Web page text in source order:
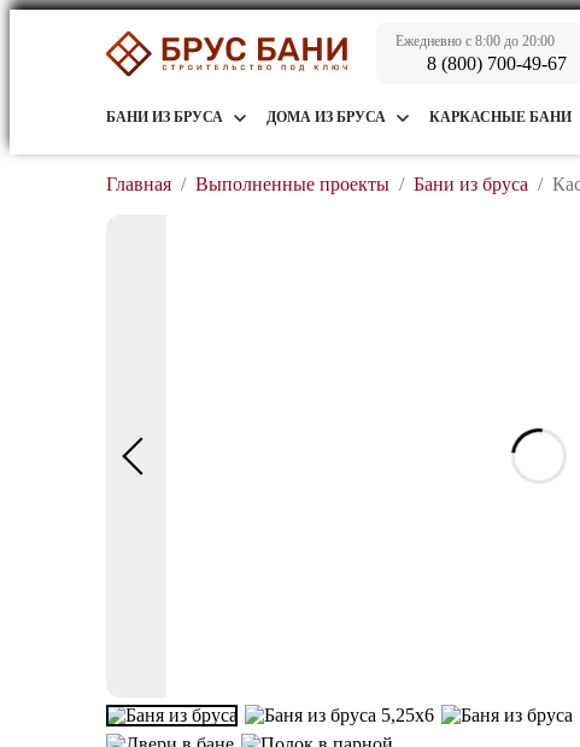
Ежедневно с 8:00 до 20:00
8 (800) 700-49-67
БАНИ ИЗ БРУСА ДОМА ИЗ БРУСА КАРКАСНЫЕ БАНИ
Главная / Выполненные проекты / Бани из бруса /